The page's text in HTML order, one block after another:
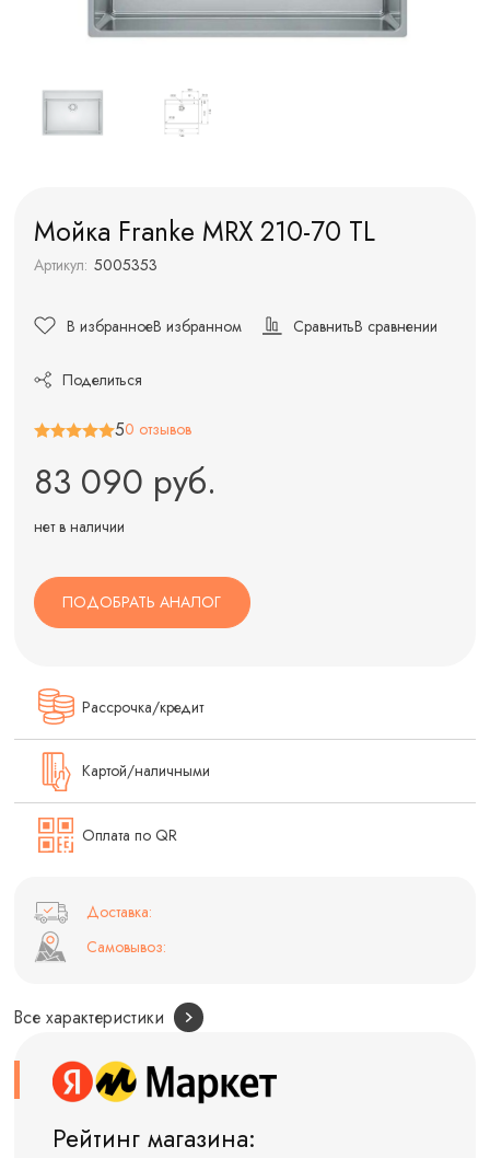
Мойка Franke MRX 210-70 TL
Артикул: 5005353
В избранноеВ избранном СравнитьВ сравнении
Поделиться
50 отзывов
83 090 руб.
нет в наличии
ПОДОБРАТЬ АНАЛОГ
Рассрочка/кредит
Картой/наличными
Оплата по QR
Доставка:
Самовывоз:
Все характеристики
Рейтинг магазина: